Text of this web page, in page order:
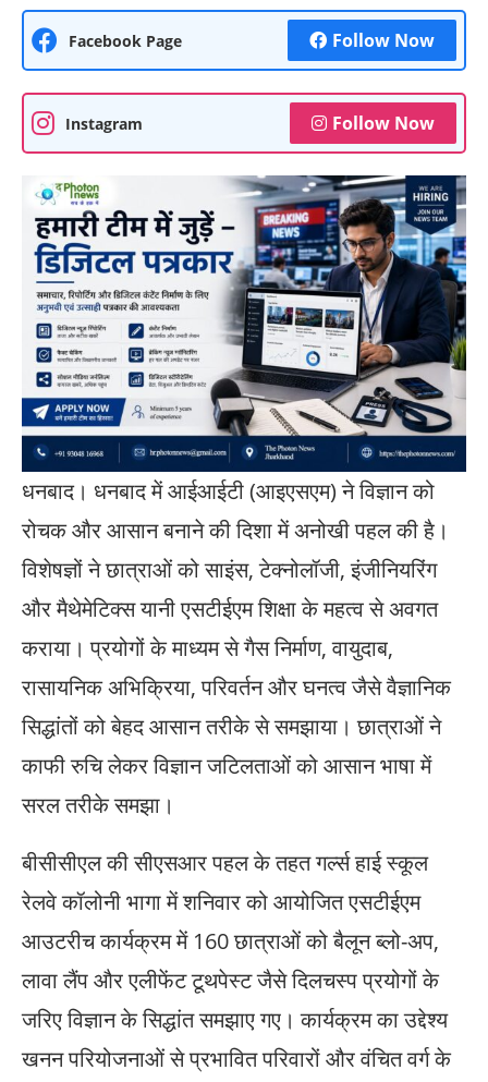
Facebook Page Follow Now
Instagram Follow Now
धनबाद। धनबाद में आईआईटी (आइएसएम) ने विज्ञान को
रोचक और आसान बनाने की दिशा में अनोखी पहल की है।
विशेषज्ञों ने छात्राओं को साइंस, टेक्नोलॉजी, इंजीनियरिंग
और मैथेमेटिक्स यानी एसटीईएम शिक्षा के महत्व से अवगत
कराया। प्रयोगों के माध्यम से गैस निर्माण, वायुदाब,
रासायनिक अभिक्रिया, परिवर्तन और घनत्व जैसे वैज्ञानिक
सिद्धांतों को बेहद आसान तरीके से समझाया। छात्राओं ने
काफी रुचि लेकर विज्ञान जटिलताओं को आसान भाषा में
सरल तरीके समझा।
बीसीसीएल की सीएसआर पहल के तहत गर्ल्स हाई स्कूल
रेलवे कॉलोनी भागा में शनिवार को आयोजित एसटीईएम
आउटरीच कार्यक्रम में 160 छात्राओं को बैलून ब्लो-अप,
लावा लैंप और एलीफेंट टूथपेस्ट जैसे दिलचस्प प्रयोगों के
जरिए विज्ञान के सिद्धांत समझाए गए। कार्यक्रम का उद्देश्य
खनन परियोजनाओं से प्रभावित परिवारों और वंचित वर्ग के